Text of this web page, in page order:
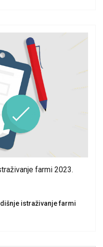
farmi 2023.
istraživanje farmi